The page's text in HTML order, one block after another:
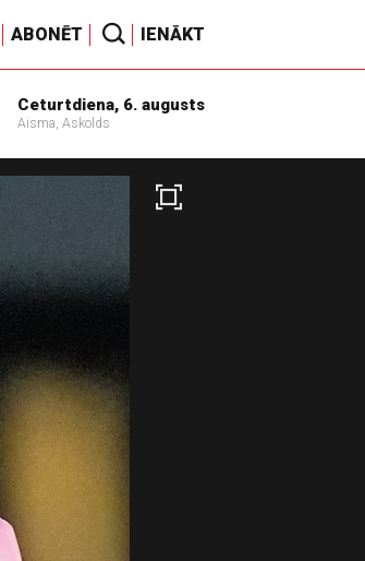
ABONĒT IENĀKT
Ceturtdiena, 6. augusts
Aisma, Askolds